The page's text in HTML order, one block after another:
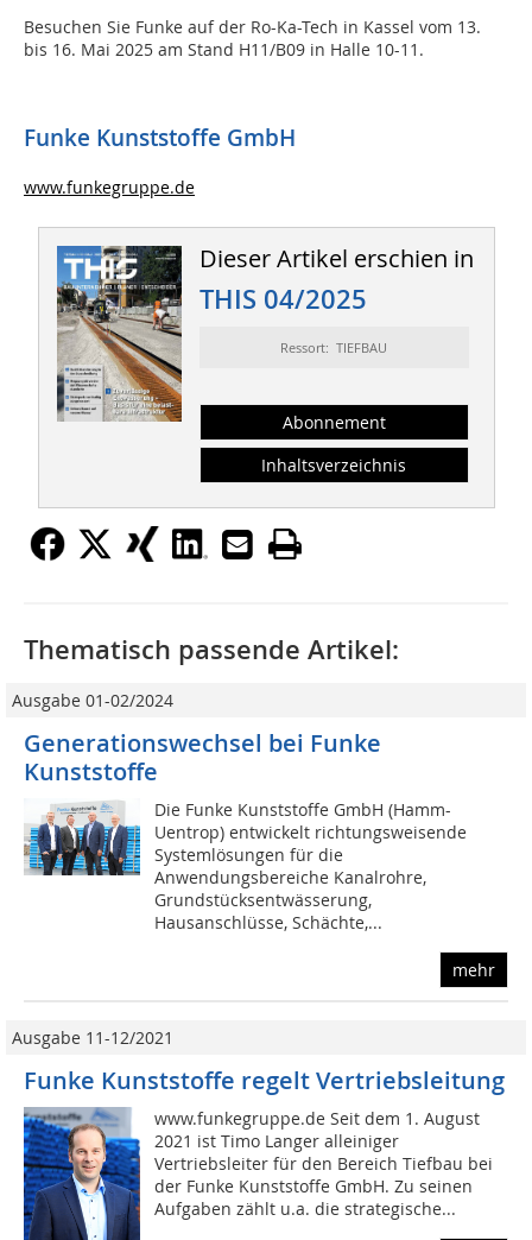
Besuchen Sie Funke auf der Ro-Ka-Tech in Kassel vom 13.
bis 16. Mai 2025 am Stand H11/B09 in Halle 10-11.
Funke Kunststoffe GmbH
www.funkegruppe.de
Dieser Artikel erschien in
THIS 04/2025
Ressort: TIEFBAU
Abonnement
Inhaltsverzeichnis
Thematisch passende Artikel:
Ausgabe 01-02/2024
Generationswechsel bei Funke
Kunststoffe
Die Funke Kunststoffe GmbH (Hamm-
Uentrop) entwickelt richtungsweisende
Systemlösungen für die
Anwendungsbereiche Kanalrohre,
Grundstücksentwässerung,
Hausanschlüsse, Schächte,...
mehr
Ausgabe 11-12/2021
Funke Kunststoffe regelt Vertriebsleitung
www.funkegruppe.de Seit dem 1. August
2021 ist Timo Langer alleiniger
Vertriebsleiter für den Bereich Tiefbau bei
der Funke Kunststoffe GmbH. Zu seinen
Aufgaben zählt u.a. die strategische...